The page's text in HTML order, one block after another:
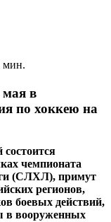
мин.
мая в
по хоккею на
чемпионата
(СЛХЛ), примут
регионов,
боевых действий,
в вооруженных